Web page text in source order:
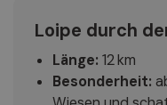
Loipe durch
Länge: 12 km
Besonderheit: